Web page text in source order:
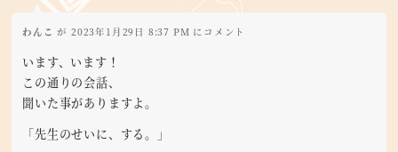
わんこ が 2023年1月29日 8:37 PM にコメント
います、います！
この通りの会話、
聞いた事がありますよ。
「先生のせいに、する。」